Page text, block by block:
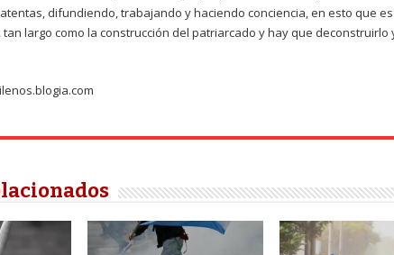
difundiendo, trabajando y haciendo conciencia, en esto que
largo como la construcción del patriarcado y hay que deconstruirlo